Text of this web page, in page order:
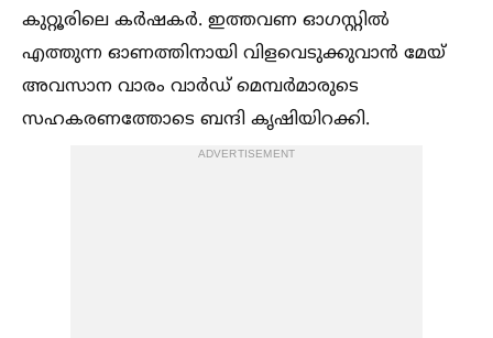
കുറ്റൂരിലെ കർഷകർ. ഇത്തവണ ഓഗസ്റ്റില്‍
എത്തുന്ന ഓണത്തിനായി വിളവെടുക്കുവാൻ മേയ്‌
അവസാന വാരം വാർഡ് മെമ്പർമാരുടെ
സഹകരണത്തോടെ ബന്ദി കൃഷിയിറക്കി.
ADVERTISEMENT